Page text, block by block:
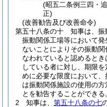
(昭五二条例三四・
正)
(改善勧告及び改善命令)
第五十八条の十
知事は、振
振動関係工場等において
ないことによりその振動
なわれていると認めると
している者に対し、期限
めに必要な限度において
は振動関係施設の使用の
とを勧告することができる
2
知事は、 第五十八条の七